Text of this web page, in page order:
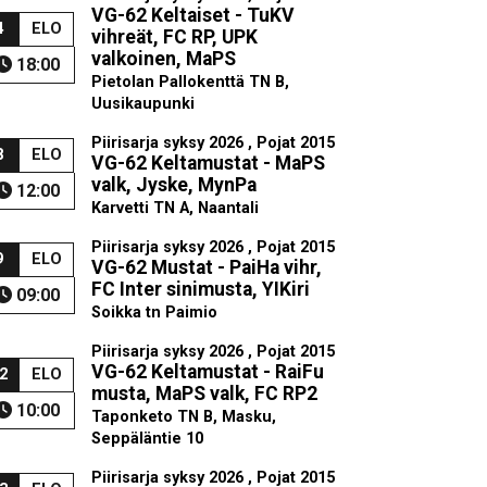
ELO
18:00
VG-62 Keltaiset - TuKV
vihreät, FC RP, UPK
valkoinen, MaPS
Pietolan Pallokenttä TN B,
Uusikaupunki
ELO
12:00
Piirisarja syksy 2026 , Pojat 2015
VG-62 Keltamustat - MaPS
valk, Jyske, MynPa
Karvetti TN A, Naantali
ELO
09:00
Piirisarja syksy 2026 , Pojat 2015
VG-62 Mustat - PaiHa vihr,
FC Inter sinimusta, YIKiri
Soikka tn Paimio
ELO
10:00
Piirisarja syksy 2026 , Pojat 2015
VG-62 Keltamustat - RaiFu
musta, MaPS valk, FC RP2
Taponketo TN B, Masku,
Seppäläntie 10
Piirisarja syksy 2026 , Pojat 2015